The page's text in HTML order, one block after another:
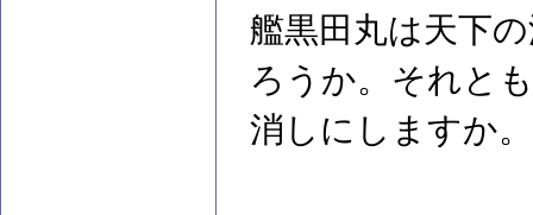
艦黒田丸は天下
ろうか。それと
消しにしますか。